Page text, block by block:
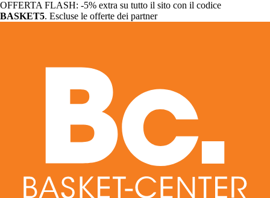
OFFERTA FLASH: -5% extra su tutto il sito con il codice
BASKET5. Escluse le offerte dei partner